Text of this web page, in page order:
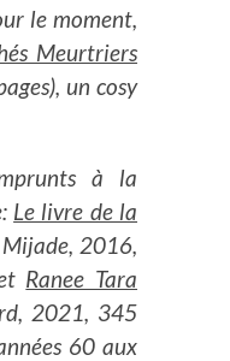
le moment,
Meurtriers
un cosy
à la
Le livre de la
2016,
Ranee Tara
2021, 345
60 aux